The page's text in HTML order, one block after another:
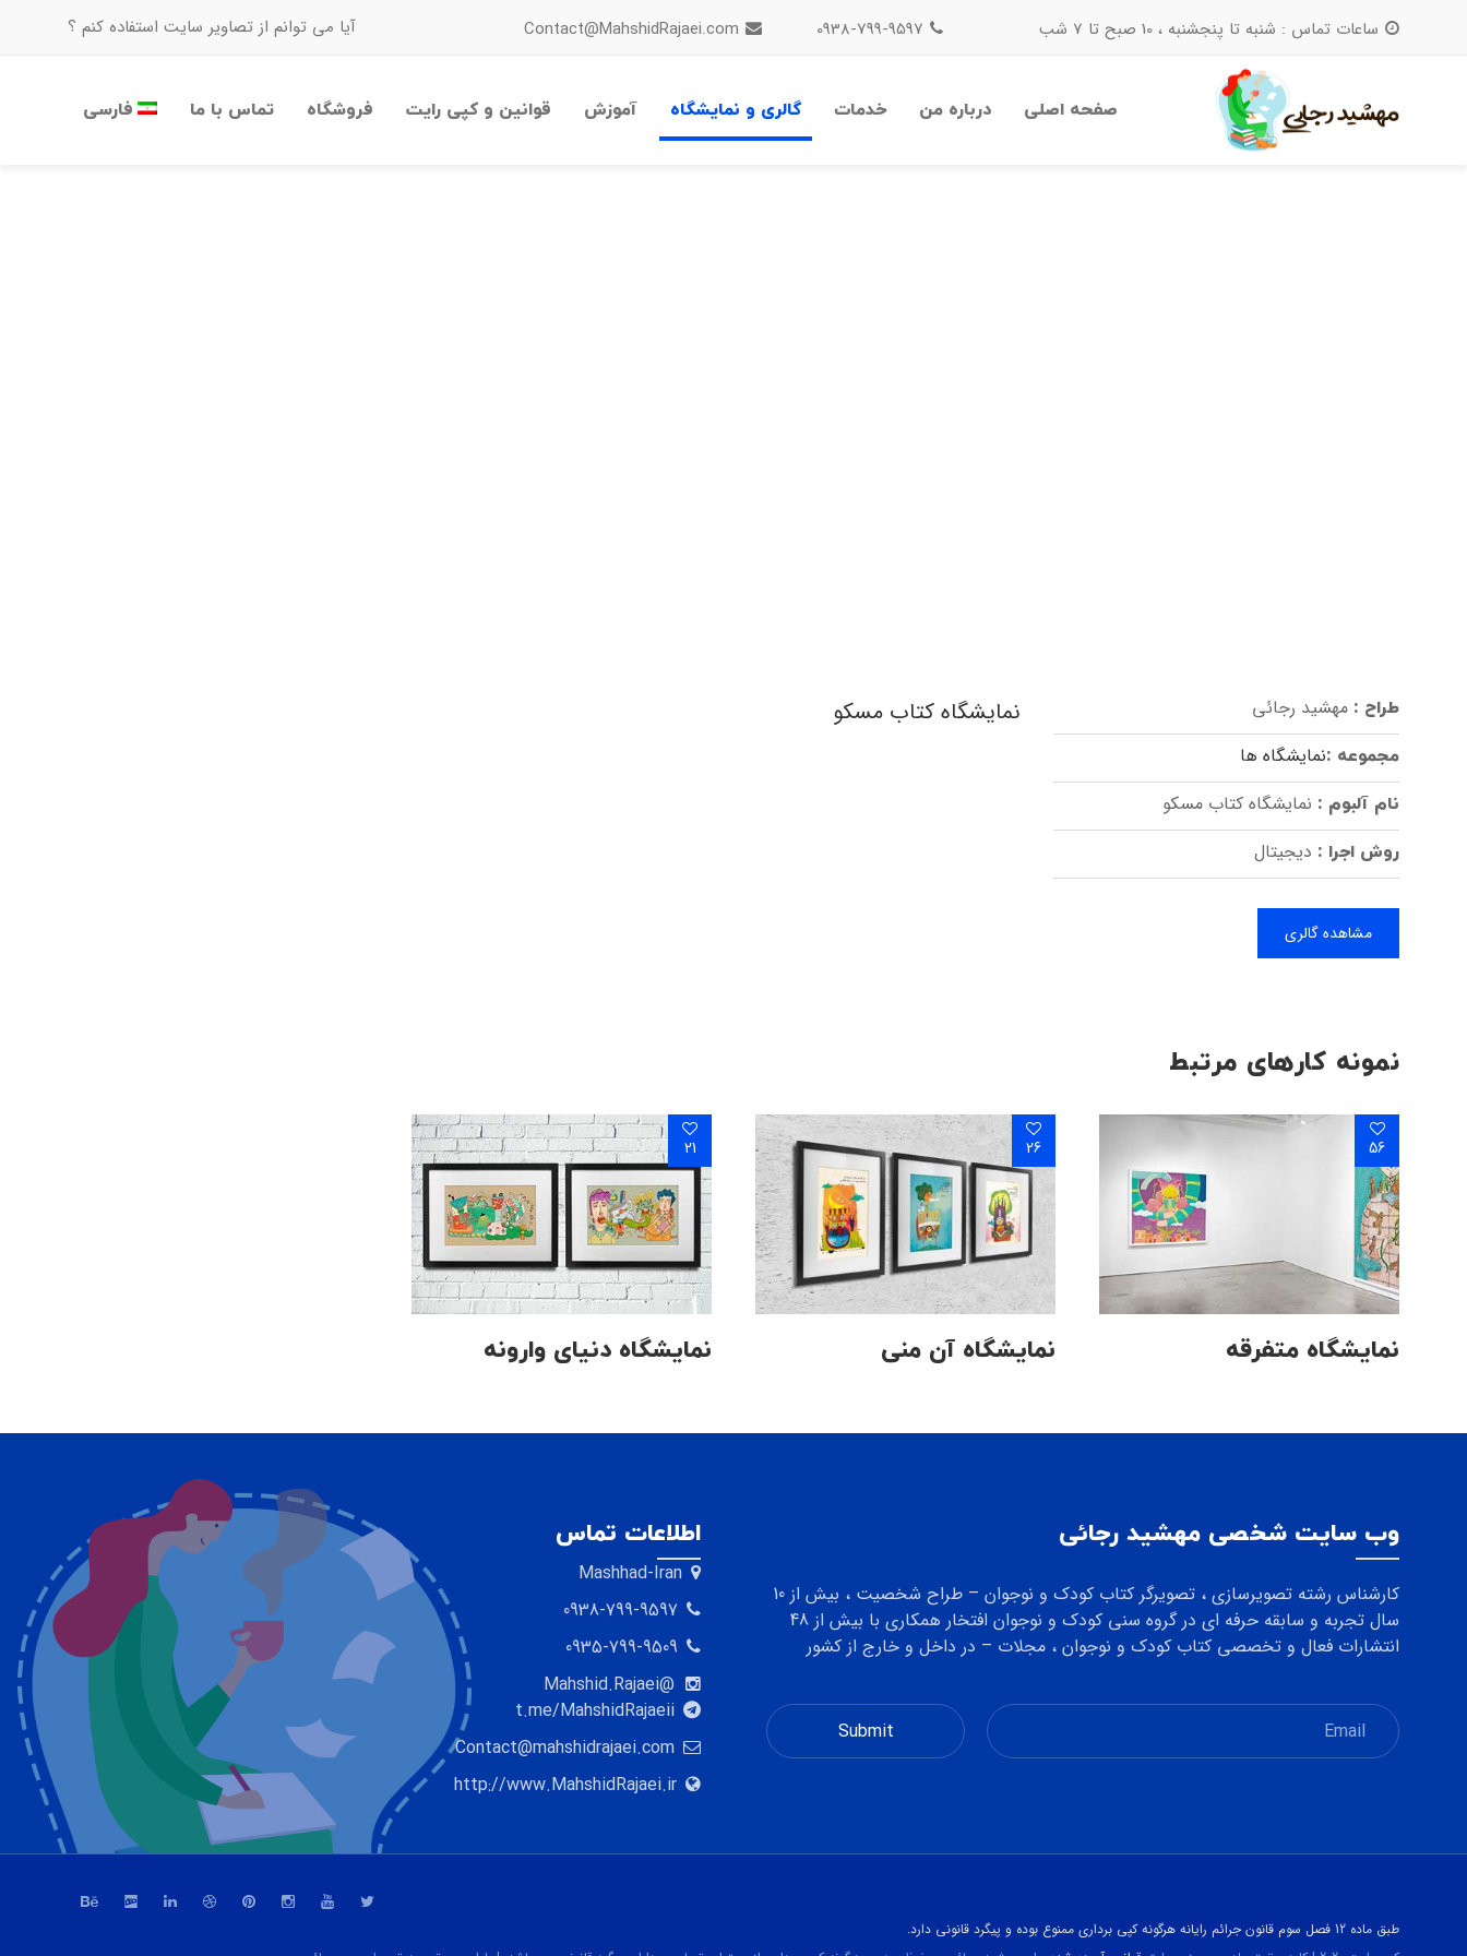
ساعات تماس : شنبه تا پنجشنبه ، 10 صبح تا 7 شب 0938-799-9597
Contact@MahshidRajaei.com آیا می توانم از تصاویر سایت استفاده کنم ؟
صفحه اصلی درباره من خدمات گالری و نمایشگاه آموزش قوانین و کپی رایت فروشگاه تماس با ما فارسی
نمایشگاه کتاب مسکو طراح : مهشید رجائی
مجموعه :نمایشگاه ها
نام آلبوم : نمایشگاه کتاب مسکو
روش اجرا : دیجیتال
مشاهده گالری
نمونه کارهای مرتبط
56
نمایشگاه متفرقه
26
نمایشگاه آن منی
21
نمایشگاه دنیای وارونه
وب سایت شخصی مهشید رجائی
کارشناس رشته تصویرسازی ، تصویرگر کتاب کودک و نوجوان – طراح شخصیت ، بیش از 10
سال تجربه و سابقه حرفه ای در گروه سنی کودک و نوجوان افتخار همکاری با بیش از 48
انتشارات فعال و تخصصی کتاب کودک و نوجوان ، مجلات – در داخل و خارج از کشور
اطلاعات تماس
Mashhad-Iran
0938-799-9597
0935-799-9509
@Mahshid.Rajaei
t.me/MahshidRajaeii
Contact@mahshidrajaei.com
http://www.MahshidRajaei.ir
طبق ماده 12 فصل سوم قانون جرائم رایانه هرگونه کپی برداری ممنوع بوده و پیگرد قانونی دارد.